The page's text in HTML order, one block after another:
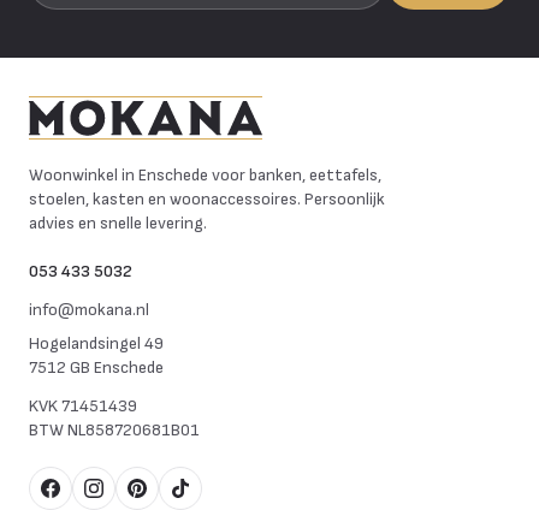
Woonwinkel in Enschede voor banken, eettafels,
stoelen, kasten en woonaccessoires. Persoonlijk
advies en snelle levering.
053 433 5032
info@mokana.nl
Hogelandsingel 49
7512 GB Enschede
KVK71451439
BTWNL858720681B01
FacebookInstagram
Pinterest
TikTok